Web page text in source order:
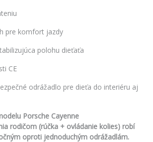
pre komfort jazdy
polohu dieťaťa
CE
odrážadlo pre dieťa do interiéru aj
Porsche Cayenne
rodičom (rúčka + ovládanie kolies) robí
oproti jednoduchým odrážadlám.